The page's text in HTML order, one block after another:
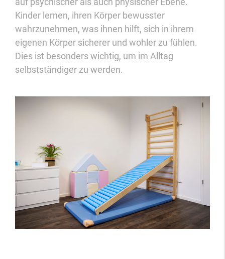
Kinder lernen, ihren Körper bewusster
wahrzunehmen, was ihnen hilft, sich in ihrem
eigenen Körper sicherer und wohler zu fühlen.
Dies ist besonders wichtig, um im Alltag
selbstständiger zu werden.